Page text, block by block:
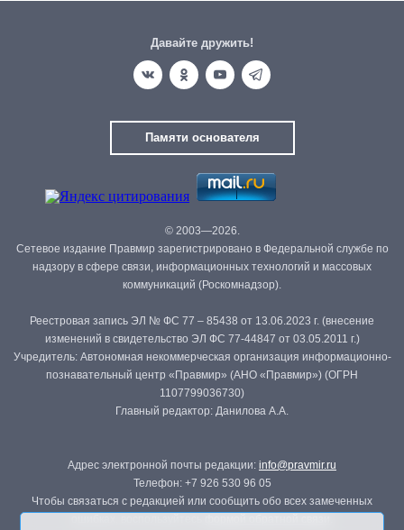
Давайте дружить!
Памяти основателя
© 2003—2026.
Сетевое издание Правмир зарегистрировано в Федеральной службе по
надзору в сфере связи, информационных технологий и массовых
коммуникаций (Роскомнадзор).
Реестровая запись ЭЛ № ФС 77 – 85438 от 13.06.2023 г. (внесение
изменений в свидетельство ЭЛ ФС 77-44847 от 03.05.2011 г.)
Учредитель: Автономная некоммерческая организация информационно-
познавательный центр «Правмир» (АНО «Правмир») (ОГРН
1107799036730)
Главный редактор: Данилова А.А.
Адрес электронной почты редакции: info@pravmir.ru
Телефон: +7 926 530 96 05
Чтобы связаться с редакцией или сообщить обо всех замеченных